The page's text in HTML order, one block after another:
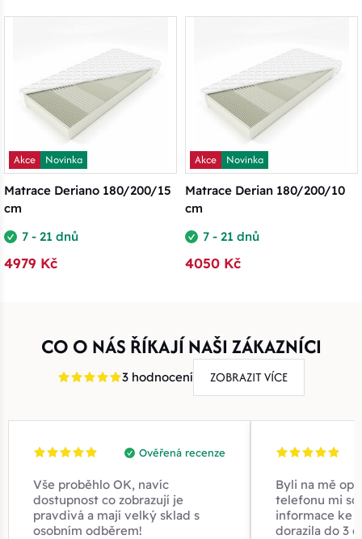
Akce
Novinka
Matrace Deriano 180/200/15
cm
7 - 21 dnů
4979 Kč
Akce
Novinka
Matrace Derian 180/200/10
cm
7 - 21 dnů
4050 Kč
CO O NÁS ŘÍKAJÍ NAŠI ZÁKAZNÍCI
3 hodnocení ZOBRAZIT VÍCE
Ověřená recenze
Vše proběhlo OK, navíc
dostupnost co zobrazují je
pravdivá a mají velký sklad s
osobním odběrem!
Byli na mě
telefonu mi
informace ke
dorazila do 3